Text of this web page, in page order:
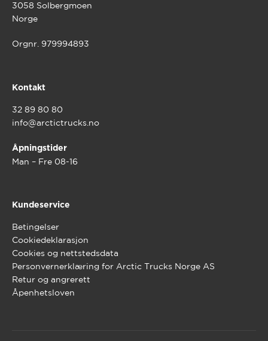
3058 Solbergmoen
Norge
Orgnr. 979994893
Kontakt
32 89 80 80
info@arctictrucks.no
Åpningstider
Man – Fre 08-16
Kundeservice
Betingelser
Cookiedeklarasjon
Cookies og nettstedsdata
Personvernerklæring for Arctic Trucks Norge AS
Retur og angrerett
Åpenhetsloven